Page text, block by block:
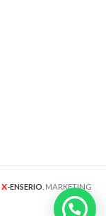
X-ENSERIO . MARKETING